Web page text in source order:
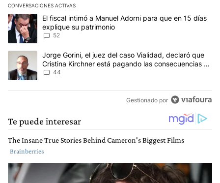
CONVERSACIONES ACTIVAS
Este listado muestra los artículos con más comentarios en los
Un artículo de tendencia con el título "El fiscal intimó a Manuel
El fiscal intimó a Manuel Adorni para que en 15 días
explique su patrimonio
52
Un artículo de tendencia con el título "Jorge Gorini, el juez del
Jorge Gorini, el juez del caso Vialidad, declaró que
Cristina Kirchner está pagando las consecuencias de
cometer "un delito comprobado"
44
Gestionado por